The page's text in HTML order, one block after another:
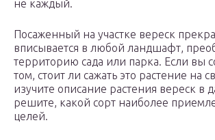
не каждый.
Посаженный на участке вереск
вписывается в любой ландшафт,
территорию сада или парка. Если вы
том, стоит ли сажать это растение на
изучите описание растения вереск в
решите, какой сорт наиболее
целей.